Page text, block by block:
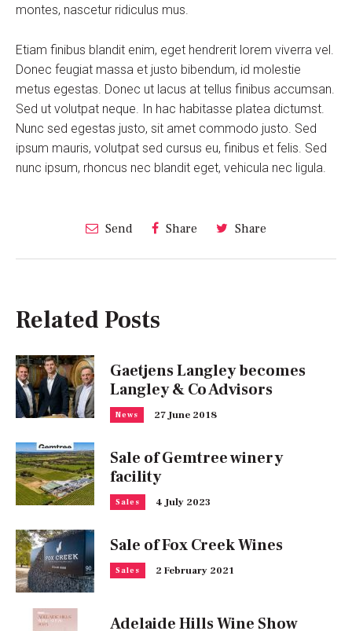
montes, nascetur ridiculus mus.
Etiam finibus blandit enim, eget hendrerit lorem viverra vel.
Donec feugiat massa et justo bibendum, id molestie
metus egestas. Donec ut lacus at tellus finibus accumsan.
Sed ut volutpat neque. In hac habitasse platea dictumst.
Nunc sed egestas justo, sit amet commodo justo. Sed
ipsum mauris, volutpat sed cursus eu, finibus et felis. Sed
nunc ipsum, rhoncus nec blandit eget, vehicula nec ligula.
Send Share Share
Related Posts
Gaetjens Langley becomes
Langley & Co Advisors
News 27 June 2018
Sale of Gemtree winery
facility
Sales 4 July 2023
Sale of Fox Creek Wines
Sales 2 February 2021
Adelaide Hills Wine Show